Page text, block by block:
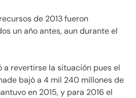
de 2013 fueron
un año antes, aun durante el
a revertirse la situación pues el
bajó a 4 mil 240 millones de
en 2015, y para 2016 el